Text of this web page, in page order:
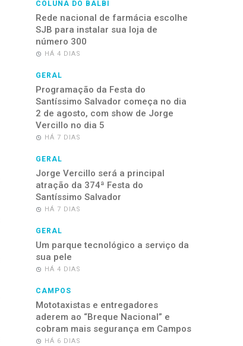
COLUNA DO BALBI
Rede nacional de farmácia escolhe
SJB para instalar sua loja de
número 300
HÁ 4 DIAS
GERAL
Programação da Festa do
Santíssimo Salvador começa no dia
2 de agosto, com show de Jorge
Vercillo no dia 5
HÁ 7 DIAS
GERAL
Jorge Vercillo será a principal
atração da 374ª Festa do
Santíssimo Salvador
HÁ 7 DIAS
GERAL
Um parque tecnológico a serviço da
sua pele
HÁ 4 DIAS
CAMPOS
Mototaxistas e entregadores
aderem ao “Breque Nacional” e
cobram mais segurança em Campos
HÁ 6 DIAS